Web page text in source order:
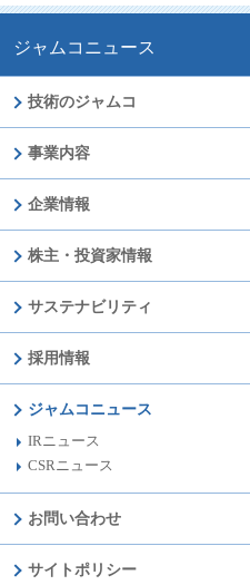
ジャムコニュース
技術のジャムコ
事業内容
企業情報
株主・投資家情報
サステナビリティ
採用情報
ジャムコニュース
IRニュース
CSRニュース
お問い合わせ
サイトポリシー